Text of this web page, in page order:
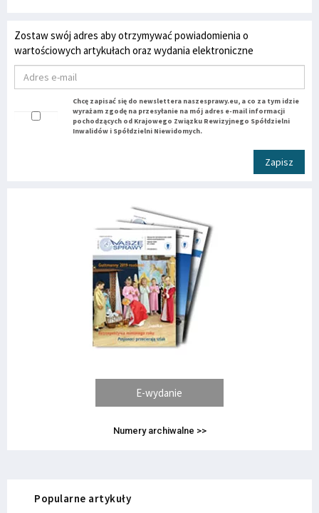
Zostaw swój adres aby otrzymywać powiadomienia o
wartościowych artykułach oraz wydania elektroniczne
Chcę zapisać się do newslettera naszesprawy.eu, a co za tym idzie
wyrażam zgodę na przesyłanie na mój adres e-mail informacji
pochodzących od Krajowego Związku Rewizyjnego Spółdzielni
Inwalidów i Spółdzielni Niewidomych.
Zapisz
E-wydanie
Numery archiwalne >>
Popularne artykuły